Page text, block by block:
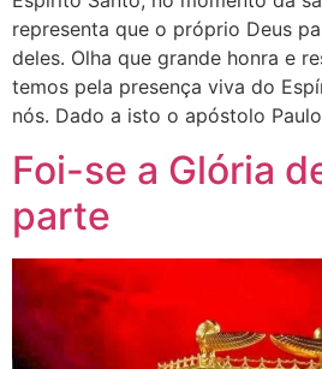
representa que o próprio Deus
deles. Olha que grande honra e
temos pela presença viva do
nós. Dado a isto o apóstolo
Foi-se a Glória
parte